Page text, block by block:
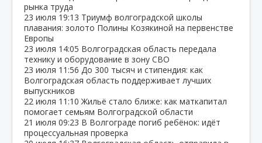
рынка труда
23 июля 19:13 Триумф волгоградской школы
плавания: золото Полины Козякиной на первенстве
Европы
23 июля 14:05 Волгоградская область передала
технику и оборудование в зону СВО
23 июля 11:56 До 300 тысяч и стипендия: как
Волгоградская область поддерживает лучших
выпускников
22 июля 11:10 Жильё стало ближе: как маткапитал
помогает семьям Волгоградской области
21 июля 09:23 В Волгограде погиб ребёнок: идёт
процессуальная проверка